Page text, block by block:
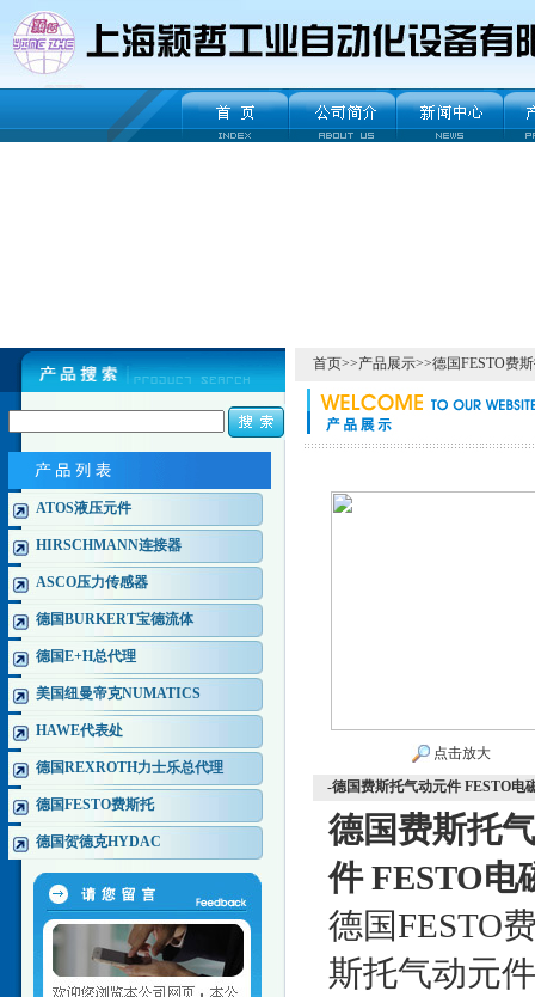
ATOS液压元件
HIRSCHMANN连接器
ASCO压力传感器
德国BURKERT宝德流体
德国E+H总代理
美国纽曼帝克NUMATICS
HAWE代表处
德国REXROTH力士乐总代理
德国FESTO费斯托
德国贺德克HYDAC
首页>>产品展示>>德国FESTO费
点击放大
-德国费斯托气动元件 FESTO电
德国费斯托
件 FESTO电
德国FESTO
斯托气动元